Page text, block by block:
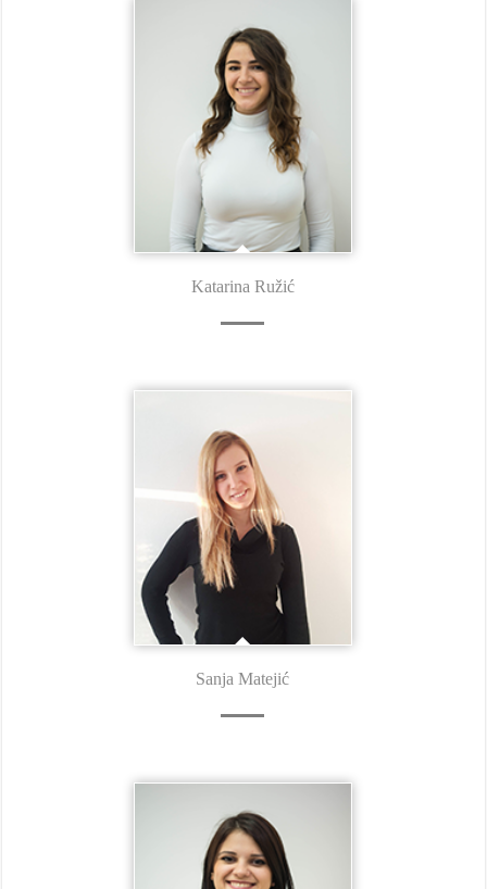
Katarina Ružić
Sanja Matejić